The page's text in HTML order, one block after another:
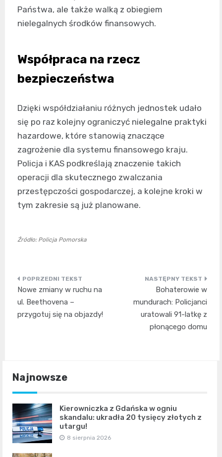
Państwa, ale także walką z obiegiem
nielegalnych środków finansowych.
Współpraca na rzecz
bezpieczeństwa
Dzięki współdziałaniu różnych jednostek udało
się po raz kolejny ograniczyć nielegalne praktyki
hazardowe, które stanowią znaczące
zagrożenie dla systemu finansowego kraju.
Policja i KAS podkreślają znaczenie takich
operacji dla skutecznego zwalczania
przestępczości gospodarczej, a kolejne kroki w
tym zakresie są już planowane.
Źródło: Policja Pomorska
Nawigacja
wpisu
Nowe zmiany w ruchu na
ul. Beethovena –
przygotuj się na objazdy!
Bohaterowie w
mundurach: Policjanci
uratowali 91-latkę z
płonącego domu
Najnowsze
Kierowniczka z Gdańska w ogniu
skandalu: ukradła 20 tysięcy złotych z
utargu!
8 sierpnia 2026